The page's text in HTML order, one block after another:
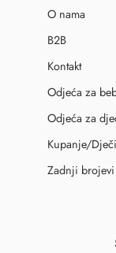
O nama
B2B
Kontakt
Odjeća za
Odjeća za
Kupanje/
Zadnji brojevi